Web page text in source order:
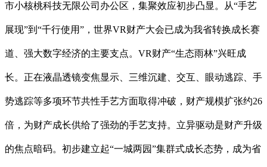
市小核桃科技无限公司办公区，集聚效应初步凸显。从“手艺
展现”到“千行使用”，世界VR财产大会已成为我省转换成长赛
道、强大数字经济的主要支点。VR财产“生态雨林”兴旺成
长。正在液晶透镜变焦显示、三维沉建、交互、眼动逃踪、手
势逃踪等多项环节共性手艺方面取得冲破，财产规模扩张约26
倍，为财产成长供给了强劲的手艺支持。立异驱动是财产升级
的焦点暗码。初步建立起“一城两园”集群式成长态势，成为省